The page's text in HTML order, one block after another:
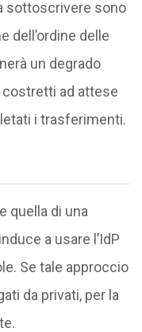
sottoscrivere sono
dell’ordine delle
un degrado
ad attese
i trasferimenti.
quella di una
a usare l’IdP
Se tale approccio
da privati, per la